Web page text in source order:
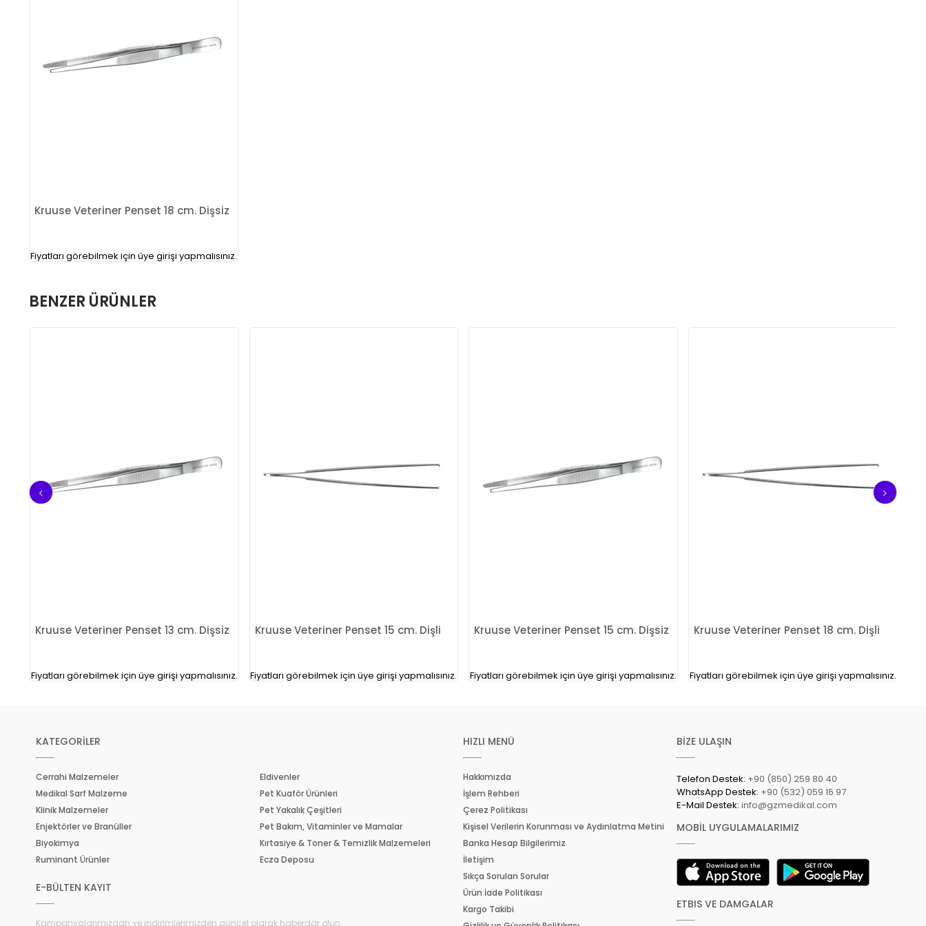
Kruuse Veteriner Penset 18 cm. Dişsiz
Fiyatları görebilmek için üye girişi yapmalısınız.
BENZER ÜRÜNLER
Kruuse Veteriner Penset 13 cm. Dişsiz
Fiyatları görebilmek için üye girişi yapmalısınız.
Kruuse Veteriner Penset 15 cm. Dişli
Fiyatları görebilmek için üye girişi yapmalısınız.
Kruuse Veteriner Penset 15 cm. Dişsiz
Fiyatları görebilmek için üye girişi yapmalısınız.
Kruuse Veteriner Penset 18 cm. Dişli
Fiyatları görebilmek için üye girişi yapmalısınız.
KATEGORİLER
Cerrahi Malzemeler
Medikal Sarf Malzeme
Klinik Malzemeler
Enjektörler ve Branüller
Biyokimya
Ruminant Ürünler
Eldivenler
Pet Kuaför Ürünleri
Pet Yakalık Çeşitleri
Pet Bakım, Vitaminler ve Mamalar
Kırtasiye & Toner & Temizlik Malzemeleri
Ecza Deposu
E-BÜLTEN KAYIT
Kampanyalarımızdan ve indirimlerimizden güncel olarak haberdar olun.
HIZLI MENÜ
Hakkımızda
İşlem Rehberi
Çerez Politikası
Kişisel Verilerin Korunması ve Aydınlatma Metini
Banka Hesap Bilgilerimiz
İletişim
Sıkça Sorulan Sorular
Ürün İade Politikası
Kargo Takibi
BİZE ULAŞIN
Telefon Destek: +90 (850) 259 80 40
WhatsApp Destek: +90 (532) 059 16 97
E-Mail Destek: info@gzmedikal.com
MOBİL UYGULAMALARIMIZ
ETBIS VE DAMGALAR